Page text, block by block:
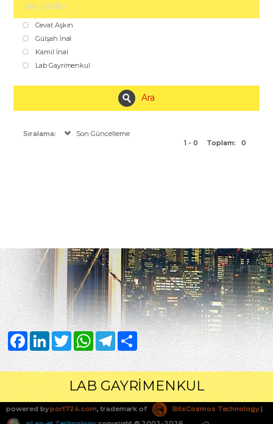
İlan Sahibi
Cevat Aşkın
Gülşah İnal
Kamil İnal
Lab Gayrimenkul
Ara
Sıralama:
Son Güncelleme
1 - 0
Toplam: 0
FacebookLinkedInTwitterWhatsAppTelegramShare
LAB GAYRİMENKUL
powered byport724.com, trademark of BitsCosmos Technology|